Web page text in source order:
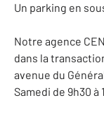
Un parking en
Notre agence
dans la
avenue du
Samedi de 9h30 à